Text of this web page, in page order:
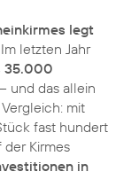
legt
Im letzten Jahr
35.000
und das allein
mit
fast hundert
der Kirmes
in